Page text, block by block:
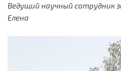
Ведущий научный сотрудник
Елена